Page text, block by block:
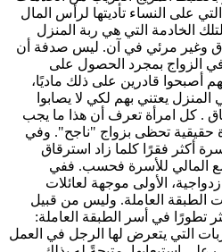
على النساء تأديتها لرأس المال
الخادمة التي هي ربة المنزل
وغير مرئي في آن. ليس صدفة أن
الزواج بمجرد الحصول على
أصبحوا قادرين على ذلك ماديًا،
يعتني بهم لكي لا يصابوا
. كل امرأة تعرف أن هذا ما يجب
حقيقية تحظى بزواج "ناجح". وفي
أكثر فقرًا كلما زاد استرقاق
المالي للأسرة فحسب. ففي
الأولى موجهة لعائلات
الطبقة العاملة. وليس من قبيل
تطورًا في أسر الطبقة العاملة:
التي يتعرض لها الرجل في العمل